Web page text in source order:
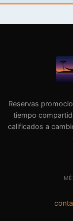
Reservas
tiempo
calificados a